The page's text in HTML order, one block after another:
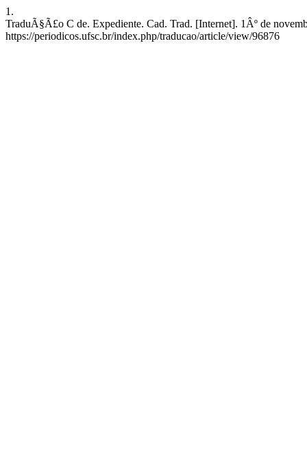
1.
TraduÃ§Ã£o C de. Expediente. Cad. Trad. [Internet]. 1Âº de
https://periodicos.ufsc.br/index.php/traducao/article/view/96876